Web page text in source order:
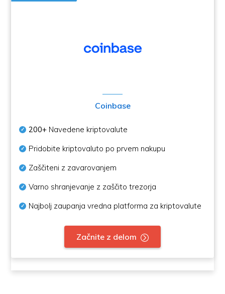
Coinbase
200+ Navedene kriptovalute
Pridobite kriptovaluto po prvem nakupu
Zaščiteni z zavarovanjem
Varno shranjevanje z zaščito trezorja
Najbolj zaupanja vredna platforma za kriptovalute
Začnite z delom